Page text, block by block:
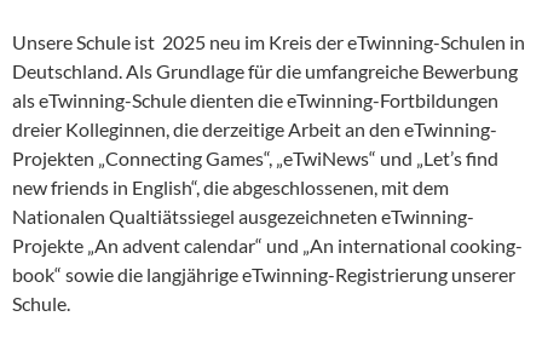
Unsere Schule ist 2025 neu im Kreis der eTwinning-Schulen in
Deutschland. Als Grundlage für die umfangreiche Bewerbung
als eTwinning-Schule dienten die eTwinning-Fortbildungen
dreier Kolleginnen, die derzeitige Arbeit an den eTwinning-
Projekten „Connecting Games“, „eTwiNews“ und „Let’s find
new friends in English“, die abgeschlossenen, mit dem
Nationalen Qualtiätssiegel ausgezeichneten eTwinning-
Projekte „An advent calendar“ und „An international cooking-
book“ sowie die langjährige eTwinning-Registrierung unserer
Schule.